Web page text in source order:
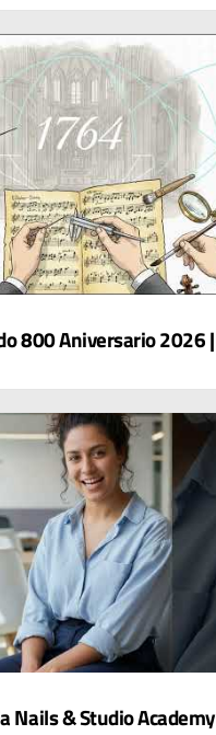
800 Aniversario 2026 |
Nails & Studio Academy